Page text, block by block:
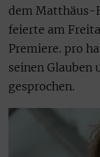
dem Matthäus-
feierte am
Premiere. pro
seinen Glauben
gesprochen.